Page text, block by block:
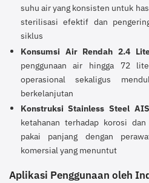
suhu air yang konsisten untuk
sterilisasi efektif dan
siklus
Konsumsi Air Rendah 2.4
penggunaan air hingga 72
operasional sekaligus
berkelanjutan
Konstruksi Stainless Steel
ketahanan terhadap korosi
pakai panjang dengan
komersial yang menuntut
Aplikasi Penggunaan oleh